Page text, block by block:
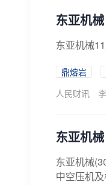
东亚机
东亚机械
鼎熔岩
人民财讯
东亚机
东亚机械
中空压机